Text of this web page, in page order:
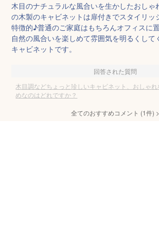
木目のナチュラルな風合いを生かしたおしゃ
の木製のキャビネットは扉付きでスタイリッ
特徴的♪普通のご家庭はもちろんオフィスに
自然の風合いを楽しめて雰囲気を明るくして
キャビネットです。
回答された質問
木目調などちょっと珍しいキャビネット、おしゃ
めなのはどれですか？
全てのおすすめコメント (1件) >